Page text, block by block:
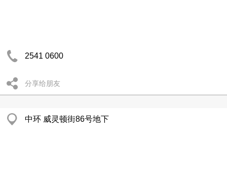
2541 0600
分享给朋友
中环 威灵顿街86号地下